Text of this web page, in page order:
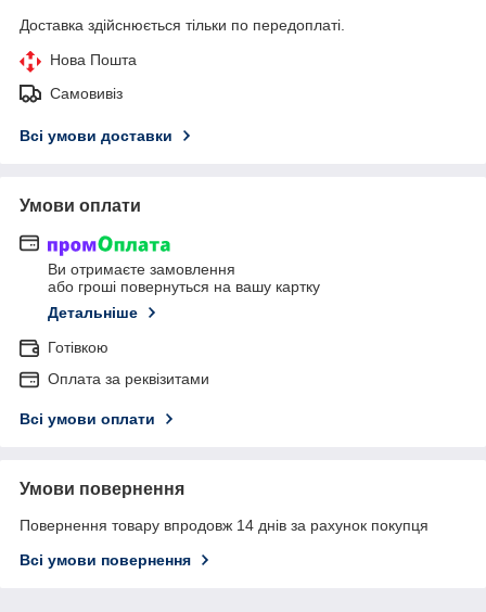
Доставка здійснюється тільки по передоплаті.
Нова Пошта
Самовивіз
Всі умови доставки
Умови оплати
Ви отримаєте замовлення
або гроші повернуться на вашу картку
Детальніше
Готівкою
Оплата за реквізитами
Всі умови оплати
Умови повернення
Повернення товару впродовж 14 днів за рахунок покупця
Всі умови повернення